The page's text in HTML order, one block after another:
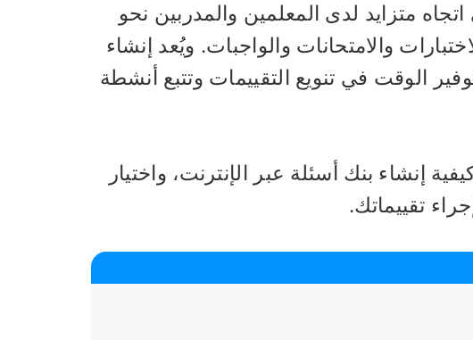
متزايد لدى المعلمين والمدربين نحو
والامتحانات والواجبات. ويُعد إنشاء
الوقت في تنويع التقييمات وتتبع أنشطة
إنشاء بنك أسئلة عبر الإنترنت، واختيار
تقييماتك.